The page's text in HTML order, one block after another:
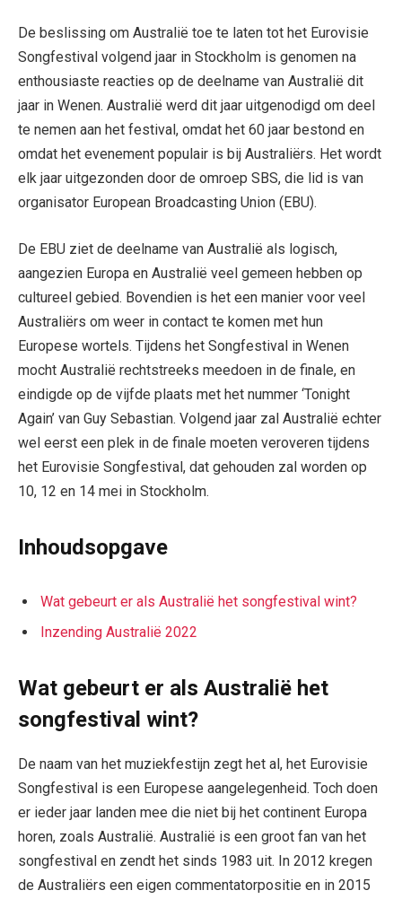
De beslissing om Australië toe te laten tot het Eurovisie
Songfestival volgend jaar in Stockholm is genomen na
enthousiaste reacties op de deelname van Australië dit
jaar in Wenen. Australië werd dit jaar uitgenodigd om deel
te nemen aan het festival, omdat het 60 jaar bestond en
omdat het evenement populair is bij Australiërs. Het wordt
elk jaar uitgezonden door de omroep SBS, die lid is van
organisator European Broadcasting Union (EBU).
De EBU ziet de deelname van Australië als logisch,
aangezien Europa en Australië veel gemeen hebben op
cultureel gebied. Bovendien is het een manier voor veel
Australiërs om weer in contact te komen met hun
Europese wortels. Tijdens het Songfestival in Wenen
mocht Australië rechtstreeks meedoen in de finale, en
eindigde op de vijfde plaats met het nummer ‘Tonight
Again’ van Guy Sebastian. Volgend jaar zal Australië echter
wel eerst een plek in de finale moeten veroveren tijdens
het Eurovisie Songfestival, dat gehouden zal worden op
10, 12 en 14 mei in Stockholm.
Inhoudsopgave
Wat gebeurt er als Australië het songfestival wint?
Inzending Australië 2022
Wat gebeurt er als Australië het
songfestival wint?
De naam van het muziekfestijn zegt het al, het Eurovisie
Songfestival is een Europese aangelegenheid. Toch doen
er ieder jaar landen mee die niet bij het continent Europa
horen, zoals Australië. Australië is een groot fan van het
songfestival en zendt het sinds 1983 uit. In 2012 kregen
de Australiërs een eigen commentatorpositie en in 2015